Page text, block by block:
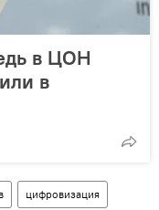
в ЦОН
в
цифровизация